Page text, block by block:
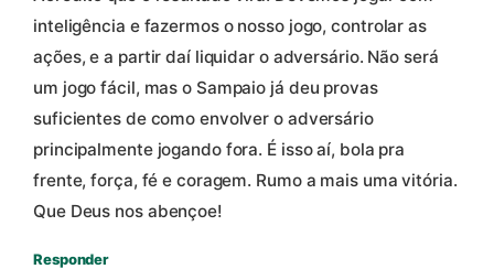
inteligência e fazermos o nosso jogo, controlar as
ações, e a partir daí liquidar o adversário. Não será
um jogo fácil, mas o Sampaio já deu provas
suficientes de como envolver o adversário
principalmente jogando fora. É isso aí, bola pra
frente, força, fé e coragem. Rumo a mais uma vitória.
Que Deus nos abençoe!
Responder